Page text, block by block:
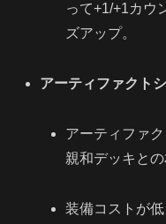
って+1/+1カウ
ズアップ。
アーティファクト
アーティファ
親和デッキとの
装備コストが